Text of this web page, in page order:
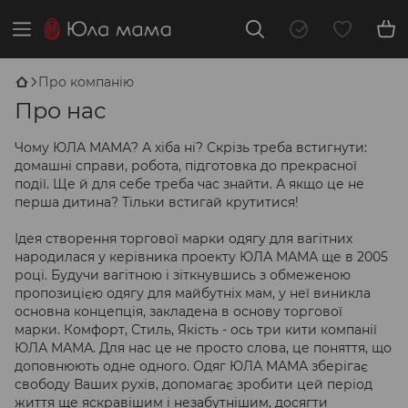
Про компанію
Про нас
Чому ЮЛА МАМА? А хіба ні? Скрізь треба встигнути:
домашні справи, робота, підготовка до прекрасної
події. Ще й для себе треба час знайти. А якщо це не
перша дитина? Тільки встигай крутитися!
Ідея створення торгової марки одягу для вагітних
народилася у керівника проекту ЮЛА МАМА ще в 2005
році. Будучи вагітною і зіткнувшись з обмеженою
пропозицією одягу для майбутніх мам, у неї виникла
основна концепція, закладена в основу торгової
марки. Комфорт, Стиль, Якість - ось три кити компанії
ЮЛА МАМА. Для нас це не просто слова, це поняття, що
доповнюють одне одного. Одяг ЮЛА МАМА зберігає
свободу Ваших рухів, допомагає зробити цей період
життя ще яскравішим і незабутнішим, досягти